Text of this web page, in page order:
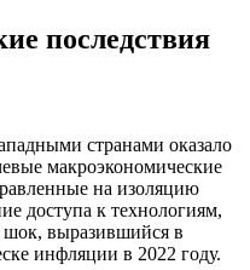
последствия
странами оказало
макроэкономические
на изоляцию
доступа к технологиям,
шок, выразившийся в
инфляции в 2022 году.